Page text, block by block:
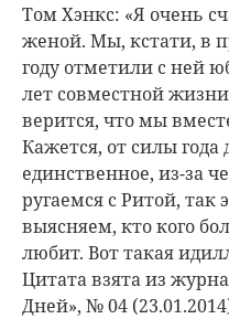
Том Хэнкс: «Я очень
женой. Мы, кстати, в
году отметили с ней
лет совместной
верится, что мы
Кажется, от силы года
единственное, из-за
ругаемся с Ритой, так
выясняем, кто кого
любит. Вот такая
Цитата взята из
Дней», № 04